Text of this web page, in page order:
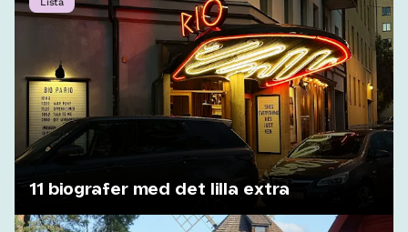
Lista
11 biografer med det lilla extra